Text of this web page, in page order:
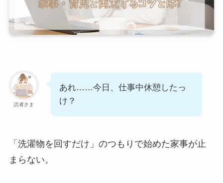
読者さま
あれ……今日、仕事中休憩したっ
け？
「洗濯物を回すだけ」のつもりで始めた家事が止
まらない。